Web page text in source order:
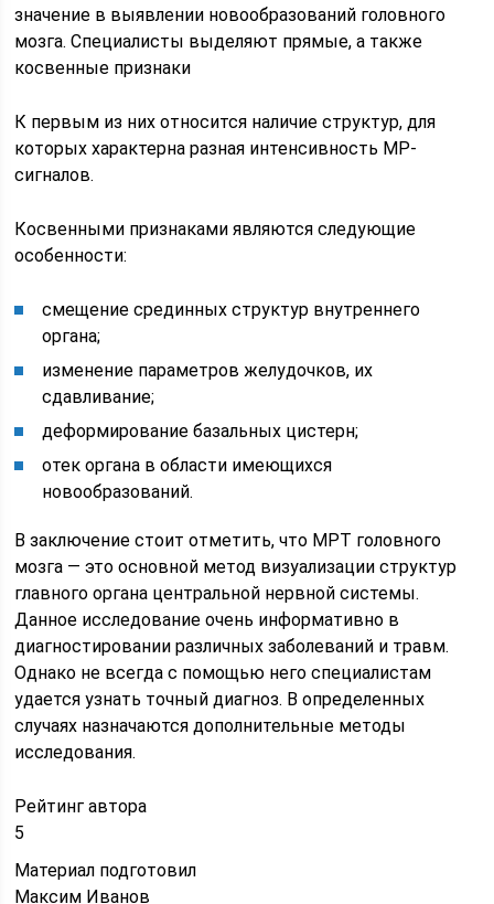
значение в выявлении новообразований головного
мозга. Специалисты выделяют прямые, а также
косвенные признаки
К первым из них относится наличие структур, для
которых характерна разная интенсивность МР-
сигналов.
Косвенными признаками являются следующие
особенности:
смещение срединных структур внутреннего
органа;
изменение параметров желудочков, их
сдавливание;
деформирование базальных цистерн;
отек органа в области имеющихся
новообразований.
В заключение стоит отметить, что МРТ головного
мозга — это основной метод визуализации структур
главного органа центральной нервной системы.
Данное исследование очень информативно в
диагностировании различных заболеваний и травм.
Однако не всегда с помощью него специалистам
удается узнать точный диагноз. В определенных
случаях назначаются дополнительные методы
исследования.
Рейтинг автора
5
Материал подготовил
Максим Иванов